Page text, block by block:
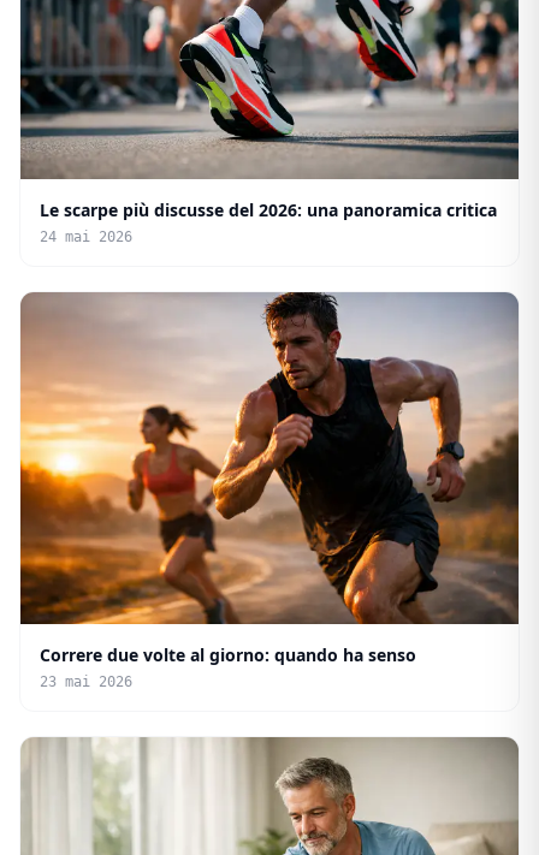
Le scarpe più discusse del 2026: una panoramica critica
24 mai 2026
Correre due volte al giorno: quando ha senso
23 mai 2026